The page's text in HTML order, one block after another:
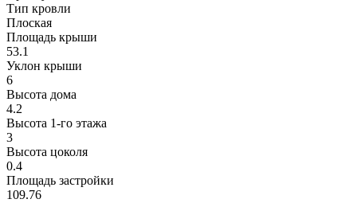
Тип кровли
Плоская
Площадь крыши
53.1
Уклон крыши
6
Высота дома
4.2
Высота 1-го этажа
3
Высота цоколя
0.4
Площадь застройки
109.76